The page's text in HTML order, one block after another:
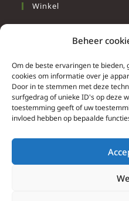
Beheer
Om de beste ervaringen te
cookies om informatie over je
Door in te stemmen met deze
surfgedrag of unieke ID's op deze
toestemming geeft of uw
invloed hebben op bepaalde
Winkel
Wonen
Info
Contacteer ons